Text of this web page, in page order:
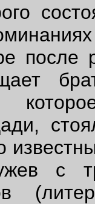
после
с